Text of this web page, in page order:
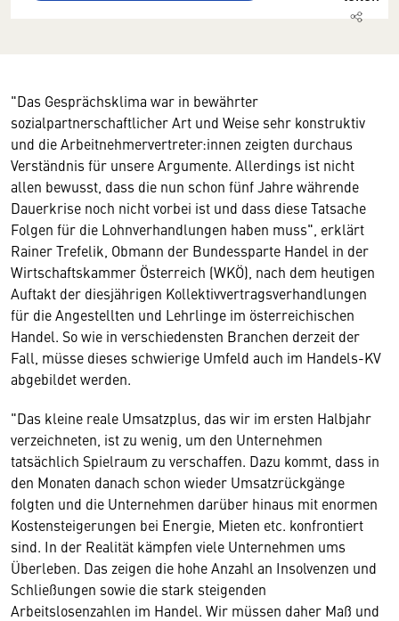
"Das Gesprächsklima war in bewährter
sozialpartnerschaftlicher Art und Weise sehr konstruktiv
und die Arbeitnehmervertreter:innen zeigten durchaus
Verständnis für unsere Argumente. Allerdings ist nicht
allen bewusst, dass die nun schon fünf Jahre währende
Dauerkrise noch nicht vorbei ist und dass diese Tatsache
Folgen für die Lohnverhandlungen haben muss", erklärt
Rainer Trefelik, Obmann der Bundessparte Handel in der
Wirtschaftskammer Österreich (WKÖ), nach dem heutigen
Auftakt der diesjährigen Kollektivvertragsverhandlungen
für die Angestellten und Lehrlinge im österreichischen
Handel. So wie in verschiedensten Branchen derzeit der
Fall, müsse dieses schwierige Umfeld auch im Handels-KV
abgebildet werden.
"Das kleine reale Umsatzplus, das wir im ersten Halbjahr
verzeichneten, ist zu wenig, um den Unternehmen
tatsächlich Spielraum zu verschaffen. Dazu kommt, dass in
den Monaten danach schon wieder Umsatzrückgänge
folgten und die Unternehmen darüber hinaus mit enormen
Kostensteigerungen bei Energie, Mieten etc. konfrontiert
sind. In der Realität kämpfen viele Unternehmen ums
Überleben. Das zeigen die hohe Anzahl an Insolvenzen und
Schließungen sowie die stark steigenden
Arbeitslosenzahlen im Handel. Wir müssen daher Maß und